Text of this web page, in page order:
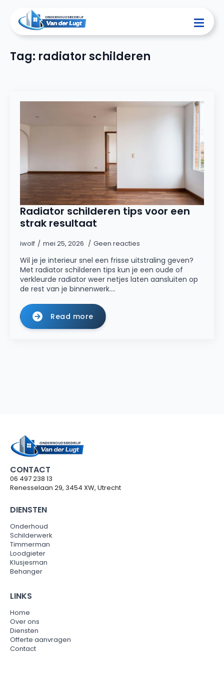
Tag: radiator schilderen
Radiator schilderen tips voor een
strak resultaat
iwolf mei 25, 2026 Geen reacties
Wil je je interieur snel een frisse uitstraling geven?
Met radiator schilderen tips kun je een oude of
verkleurde radiator weer netjes laten aansluiten op
de rest van je binnenwerk.…
Read more
CONTACT
06 497 238 13
Renesselaan 29, 3454 XW, Utrecht
DIENSTEN
Onderhoud
Schilderwerk
Timmerman
Loodgieter
Klusjesman
Behanger
LINKS
Home
Over ons
Diensten
Offerte aanvragen
Contact